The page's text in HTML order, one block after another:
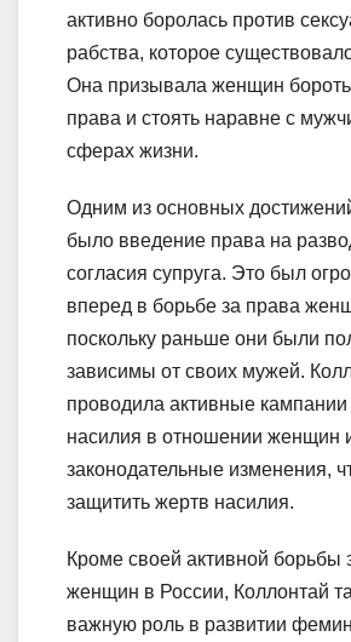
активно боролась против
рабства, которое
Она призывала женщин
права и стоять наравне с
сферах жизни.
Одним из основных
было введение права на
согласия супруга. Это был
вперед в борьбе за права
поскольку раньше они были
зависимы от своих мужей.
проводила активные кампании
насилия в отношении женщин
законодательные изменения,
защитить жертв насилия.
Кроме своей активной борьбы
женщин в России, Коллонтай
важную роль в развитии